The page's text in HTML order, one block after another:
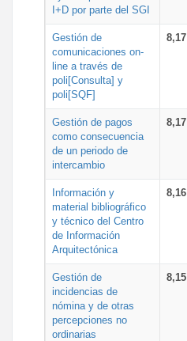
I+D por parte del SGI
Gestión de
comunicaciones on-
line a través de
poli[Consulta] y
poli[SQF]
8,17
Gestión de pagos
como consecuencia
de un periodo de
intercambio
8,17
Información y
material bibliográfico
y técnico del Centro
de Información
Arquitectónica
8,16
Gestión de
incidencias de
nómina y de otras
percepciones no
ordinarias
8,15